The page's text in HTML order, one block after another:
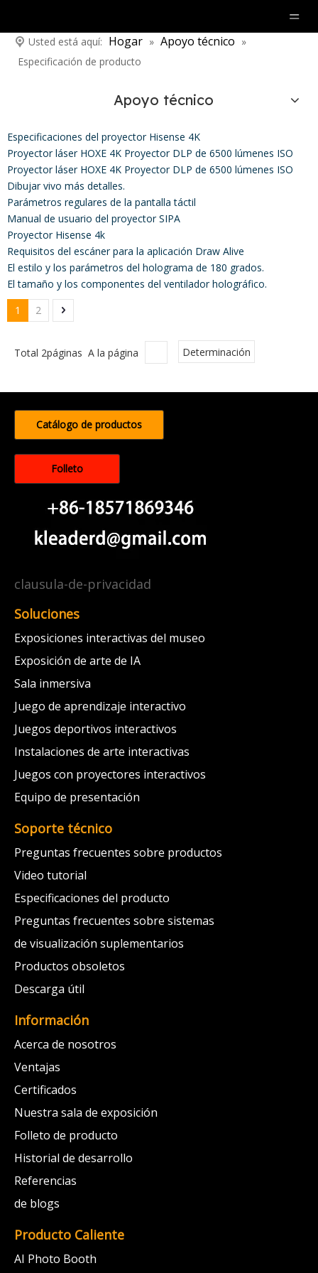
Usted está aquí: Hogar » Apoyo técnico »
Especificación de producto
Apoyo técnico
Especificaciones del proyector Hisense 4K
Proyector láser HOXE 4K Proyector DLP de 6500 lúmenes ISO
Proyector láser HOXE 4K Proyector DLP de 6500 lúmenes ISO
Dibujar vivo más detalles.
Parámetros regulares de la pantalla táctil
Manual de usuario del proyector SIPA
Proyector Hisense 4k
Requisitos del escáner para la aplicación Draw Alive
El estilo y los parámetros del holograma de 180 grados.
El tamaño y los componentes del ventilador holográfico.
1
2
Total 2páginas A la página Determinación
Catálogo de productos
Folleto
clausula-de-privacidad
Soluciones
Exposiciones interactivas del museo
Exposición de arte de IA
Sala inmersiva
Juego de aprendizaje interactivo
Juegos deportivos interactivos
Instalaciones de arte interactivas
Juegos con proyectores interactivos
Equipo de presentación
Soporte técnico
Preguntas frecuentes sobre productos
Video tutorial
Especificaciones del producto
Preguntas frecuentes sobre sistemas
de visualización suplementarios
Productos obsoletos
Descarga útil
Información
Acerca de nosotros
Ventajas
Certificados
Nuestra sala de exposición
Folleto de producto
Historial de desarrollo
Referencias
de blogs
Producto Caliente
AI Photo Booth